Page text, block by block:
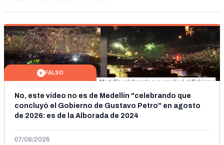
FALSO
No, este vídeo no es de Medellín "celebrando que
concluyó el Gobierno de Gustavo Petro" en agosto
de 2026: es de la Alborada de 2024
07/08/2026